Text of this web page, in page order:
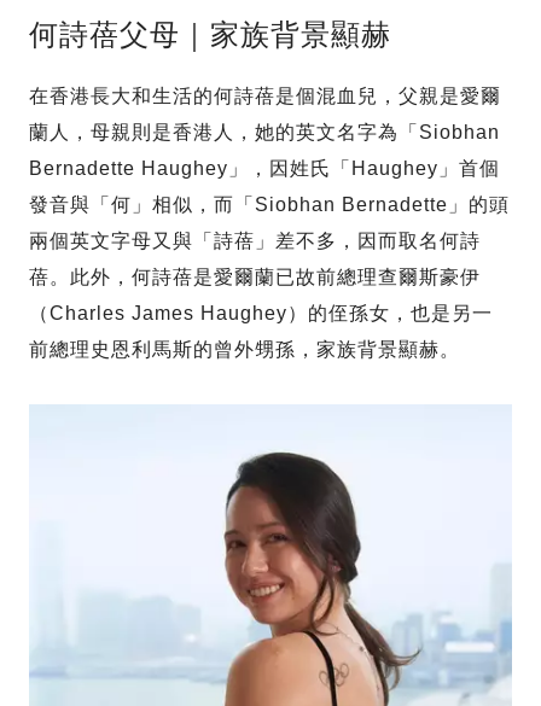
何詩蓓父母｜家族背景顯赫
在香港長大和生活的何詩蓓是個混血兒，父親是愛爾
蘭人，母親則是香港人，她的英文名字為「Siobhan
Bernadette Haughey」，因姓氏「Haughey」首個
發音與「何」相似，而「Siobhan Bernadette」的頭
兩個英文字母又與「詩蓓」差不多，因而取名何詩
蓓。此外，何詩蓓是愛爾蘭已故前總理查爾斯豪伊
（Charles James Haughey）的侄孫女，也是另一
前總理史恩利馬斯的曾外甥孫，家族背景顯赫。